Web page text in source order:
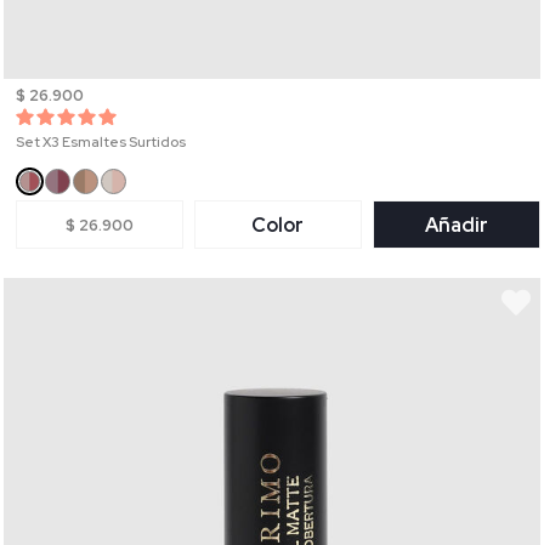
$ 26.900
Set X3 Esmaltes Surtidos
$ 26.900 Color Añadir